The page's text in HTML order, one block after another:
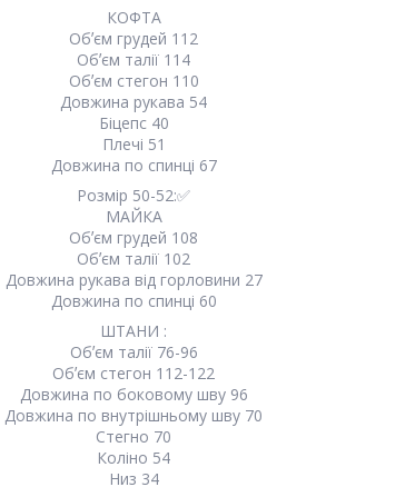
КОФТА
Обʼєм грудей 112
Обʼєм талії 114
Обʼєм стегон 110
Довжина рукава 54
Біцепс 40
Плечі 51
Довжина по спинці 67
Розмір 50-52:✅
МАЙКА
Обʼєм грудей 108
Обʼєм талії 102
Довжина рукава від горловини 27
Довжина по спинці 60
ШТАНИ :
Обʼєм талії 76-96
Обʼєм стегон 112-122
Довжина по боковому шву 96
Довжина по внутрішньому шву 70
Стегно 70
Коліно 54
Низ 34